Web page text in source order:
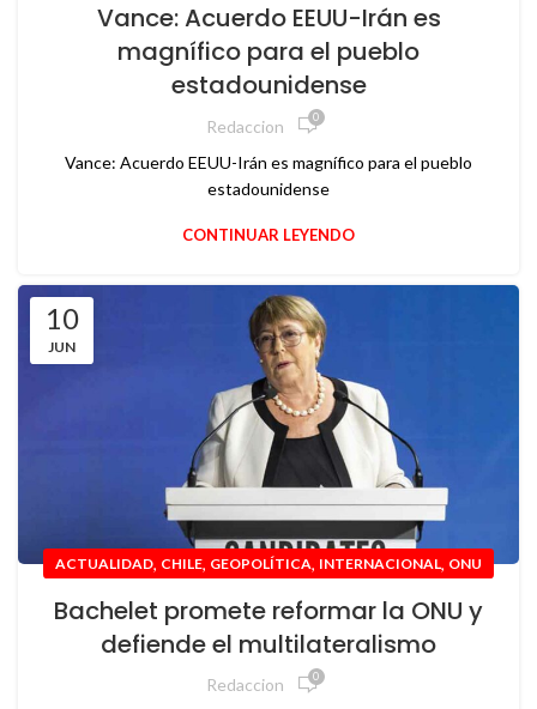
Vance: Acuerdo EEUU-Irán es
magnífico para el pueblo
estadounidense
Redaccion 0
Vance: Acuerdo EEUU-Irán es magnífico para el pueblo
estadounidense
CONTINUAR LEYENDO
10
JUN
ACTUALIDAD, CHILE, GEOPOLÍTICA, INTERNACIONAL, ONU
Bachelet promete reformar la ONU y
defiende el multilateralismo
Redaccion 0